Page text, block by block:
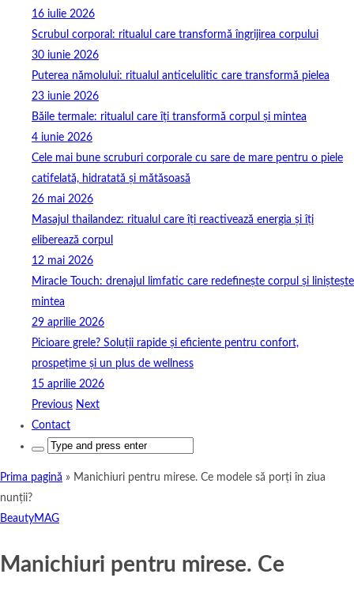
16 iulie 2026
Scrubul corporal: ritualul care transformă îngrijirea corpului
30 iunie 2026
Puterea nămolului: ritualul anticelulitic care transformă pielea
23 iunie 2026
Băile termale: ritualul care îți transformă corpul și mintea
4 iunie 2026
Cele mai bune scruburi corporale cu sare de mare pentru o piele
catifelată, hidratată și mătăsoasă
26 mai 2026
Masajul thailandez: ritualul care îți reactivează energia și îți
eliberează corpul
12 mai 2026
Miracle Touch: drenajul limfatic care redefinește corpul și liniștește
mintea
29 aprilie 2026
Picioare grele? Soluții rapide și eficiente pentru confort,
prospețime și un plus de wellness
15 aprilie 2026
Previous Next
Contact
Search
Prima pagină » Manichiuri pentru mirese. Ce modele să porți în ziua
nunții?
BeautyMAG
Manichiuri pentru mirese. Ce